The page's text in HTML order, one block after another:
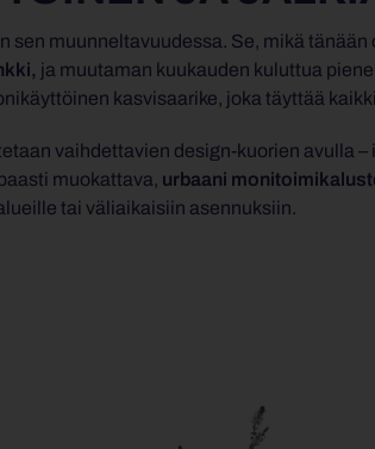
sen muunneltavuudessa. Se, mikä
ja muutaman kuukauden kuluttua
kasvisaarike, joka täyttää
vaihdettavien design-kuorien avulla
muokattava, urbaani
tai väliaikaisiin asennuksiin.